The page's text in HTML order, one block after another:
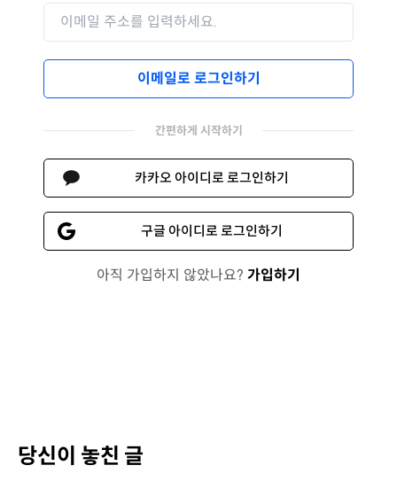
이메일로 로그인하기
간편하게 시작하기
카카오 아이디로 로그인하기
구글 아이디로 로그인하기
아직 가입하지 않았나요? 가입하기
당신이 놓친 글